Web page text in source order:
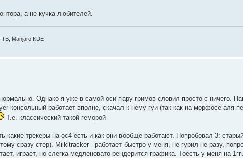
а не кучка любителей.
Manjaro KDE
Однако я уже в самой оси пару гримов словил просто с ничего.
консольный работает вполне, скачал к нему гуи (так как на морфосе аля
Т.е. классический такой геморой
трекеры на ос4 есть и как они вообще работают. Попробовал 3:
сразу стер). Milkitracker - работает быстро у меня, не гурил не разу,
играет, но слегка медленовато рендерится графика. Тоесть у меня на